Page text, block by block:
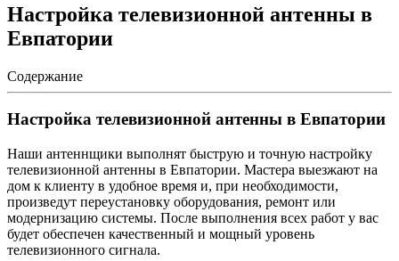
Настройка телевизионной антенны в
Евпатории
Содержание
Настройка телевизионной антенны в Евпатории
Наши антеннщики выполнят быструю и точную настройку
телевизионной антенны в Евпатории. Мастера выезжают на
дом к клиенту в удобное время и, при необходимости,
произведут переустановку оборудования, ремонт или
модернизацию системы. После выполнения всех работ у вас
будет обеспечен качественный и мощный уровень
телевизионного сигнала.